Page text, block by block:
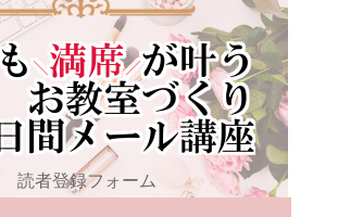
読者登録フォーム